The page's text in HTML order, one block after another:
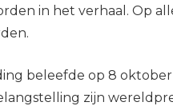
in het verhaal. Op
beleefde op 8
zijn